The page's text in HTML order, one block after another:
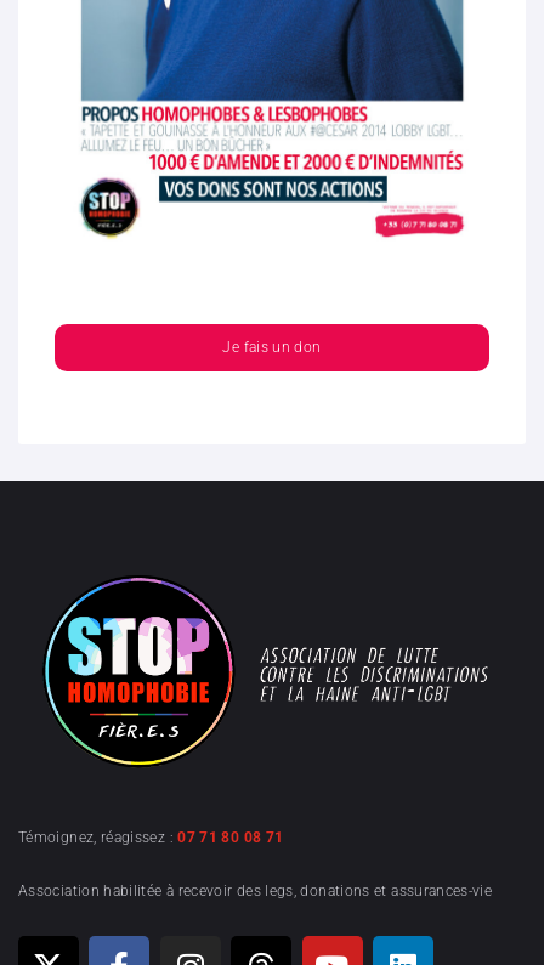
Je fais un don
Témoignez, réagissez :07 71 80 08 71
Association habilitée à recevoir des legs, donations et assurances-vie